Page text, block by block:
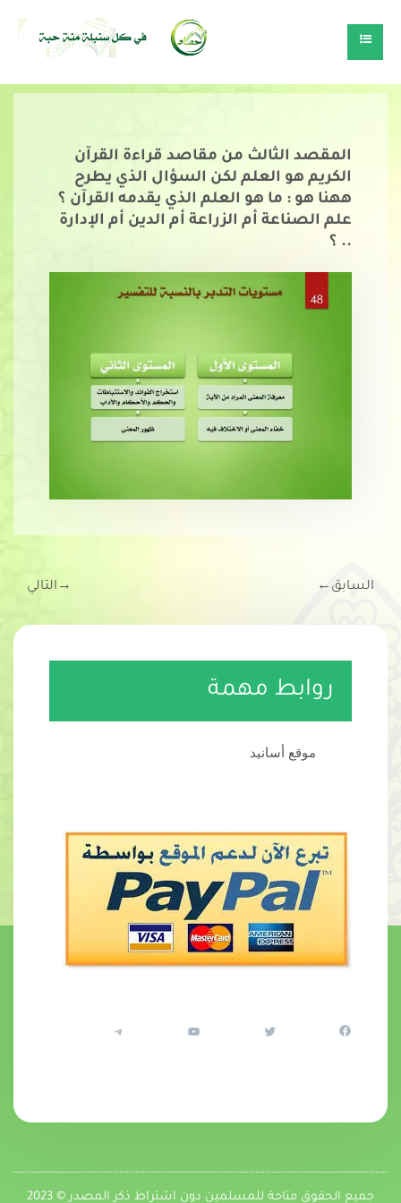
المقصد الثالث من مقاصد قراءة القرآن
الكريم هو العلم لكن السؤال الذي يطرح
ههنا هو : ما هو العلم الذي يقدمه القرآن ؟
علم الصناعة أم الزراعة أم الدين أم الإدارة
.. ؟
السابق ←
→ التالي
روابط مهمة
موقع أسانيد
جميع الحقوق متاحة للمسلمين دون اشتراط ذكر المصدر © 2023